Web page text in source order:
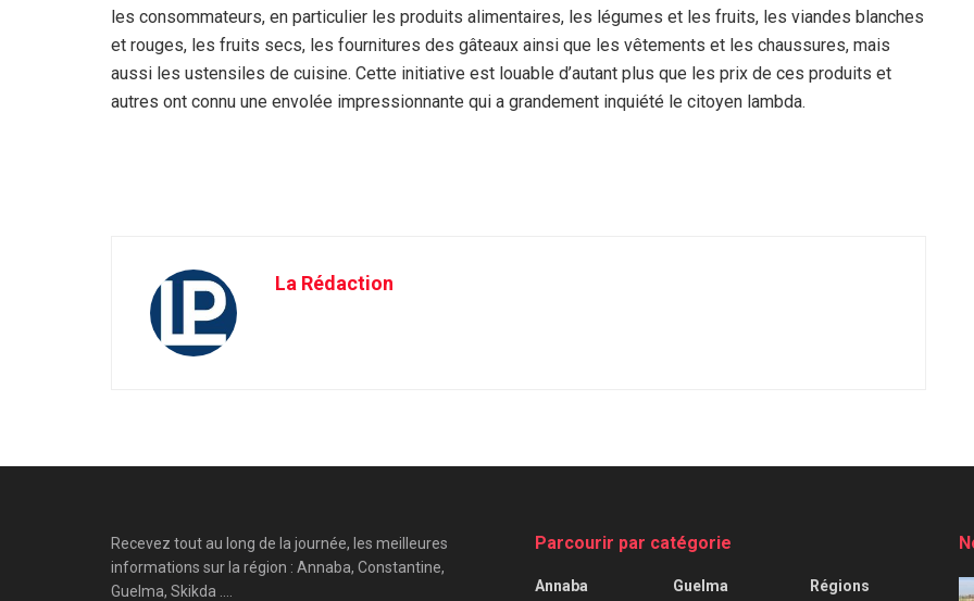
les consommateurs, en particulier les produits alimentaires, les légumes et les fruits, les viandes blanches
et rouges, les fruits secs, les fournitures des gâteaux ainsi que les vêtements et les chaussures, mais
aussi les ustensiles de cuisine. Cette initiative est louable d’autant plus que les prix de ces produits et
autres ont connu une envolée impressionnante qui a grandement inquiété le citoyen lambda.
La Rédaction
Recevez tout au long de la journée, les meilleures
informations sur la région : Annaba, Constantine,
Guelma, Skikda ....
Parcourir par catégorie
Annaba
Guelma
Régions